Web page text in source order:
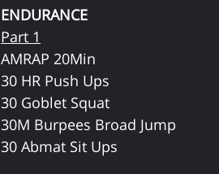
ENDURANCE
Part 1
AMRAP 20Min
30 HR Push Ups
30 Goblet Squat
30M Burpees Broad Jump
30 Abmat Sit Ups